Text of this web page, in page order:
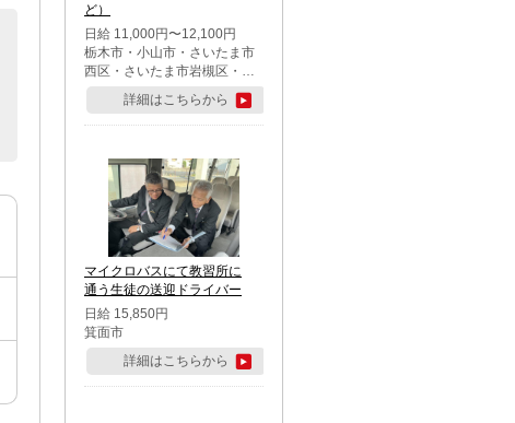
ど）
日給 11,000円〜12,100円
栃木市・小山市・さいたま市
西区・さいたま市岩槻区・久
喜市・蓮田市
詳細はこちらから
マイクロバスにて教習所に
通う生徒の送迎ドライバー
日給 15,850円
箕面市
詳細はこちらから